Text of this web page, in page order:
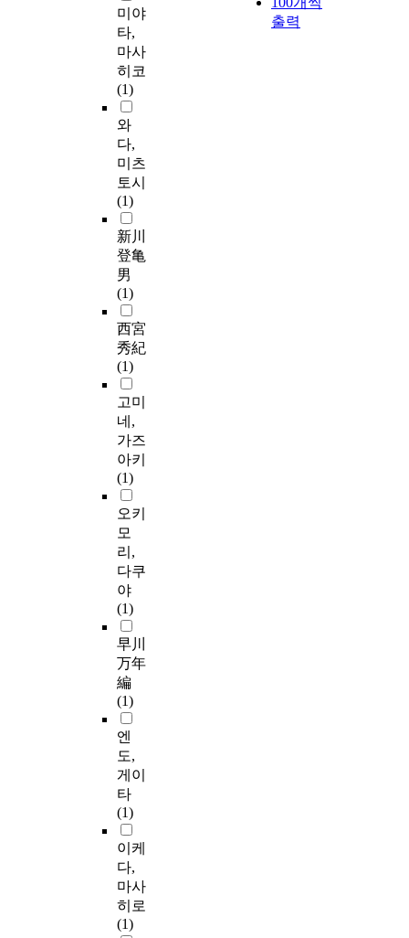
미야
타,
마사
히코
(1)
와
다,
미츠
토시
(1)
新川
登亀
男
(1)
西宮
秀紀
(1)
고미
네,
가즈
아키
(1)
오키
모
리,
다쿠
야
(1)
早川
万年
編
(1)
엔
도,
게이
타
(1)
이케
다,
마사
히로
(1)
출력